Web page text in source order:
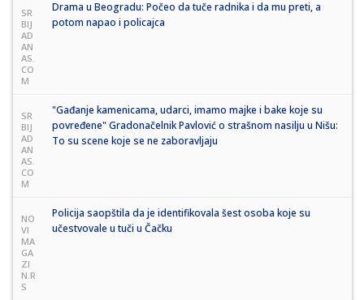
SR
BIJ
AD
AN
AS.
CO
M
Drama u Beogradu: Počeo da tuče radnika i da mu preti, a
potom napao i policajca
SR
BIJ
AD
AN
AS.
CO
M
"Gađanje kamenicama, udarci, imamo majke i bake koje su
povređene" Gradonačelnik Pavlović o strašnom nasilju u Nišu:
To su scene koje se ne zaboravljaju
NO
VI
MA
GA
ZI
N.R
S
Policija saopštila da je identifikovala šest osoba koje su
učestvovale u tuči u Čačku